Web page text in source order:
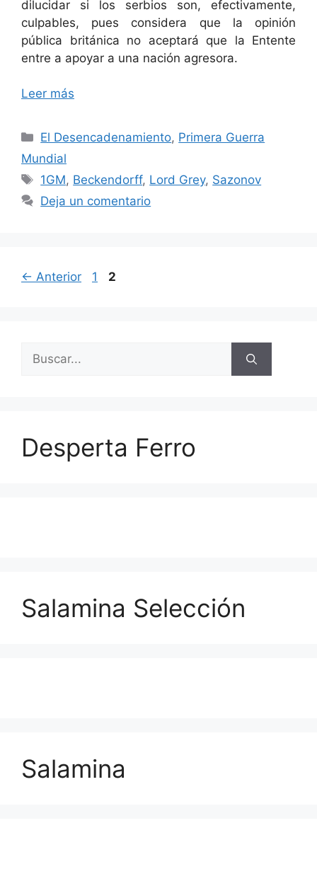
dilucidar si los serbios son, efectivamente,
culpables, pues considera que la opinión
pública británica no aceptará que la Entente
entre a apoyar a una nación agresora.
Leer más
Categorías
El Desencadenamiento, Primera Guerra
Mundial
Etiquetas
1GM, Beckendorff, Lord Grey, Sazonov
Deja un comentario
← Anterior Página
1 Página
2
Buscar:
Desperta Ferro
Salamina Selección
Salamina